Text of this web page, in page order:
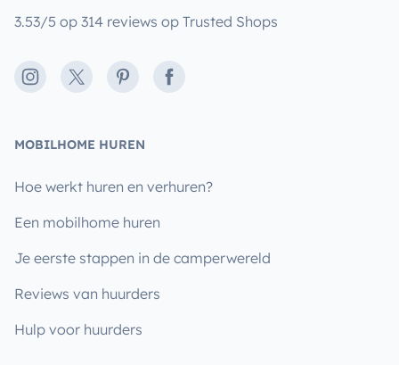
3.53/5 op 314 reviews op Trusted Shops
Instagram
X PinterestFacebook
MOBILHOME HUREN
Hoe werkt huren en verhuren?
Een mobilhome huren
Je eerste stappen in de camperwereld
Reviews van huurders
Hulp voor huurders